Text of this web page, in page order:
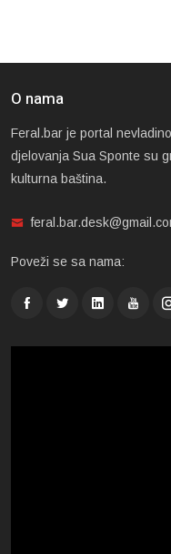
O nama
Feral.bar je portal
djelovanja Sua Sponte su
kulturna baština.
Poveži se sa nama: